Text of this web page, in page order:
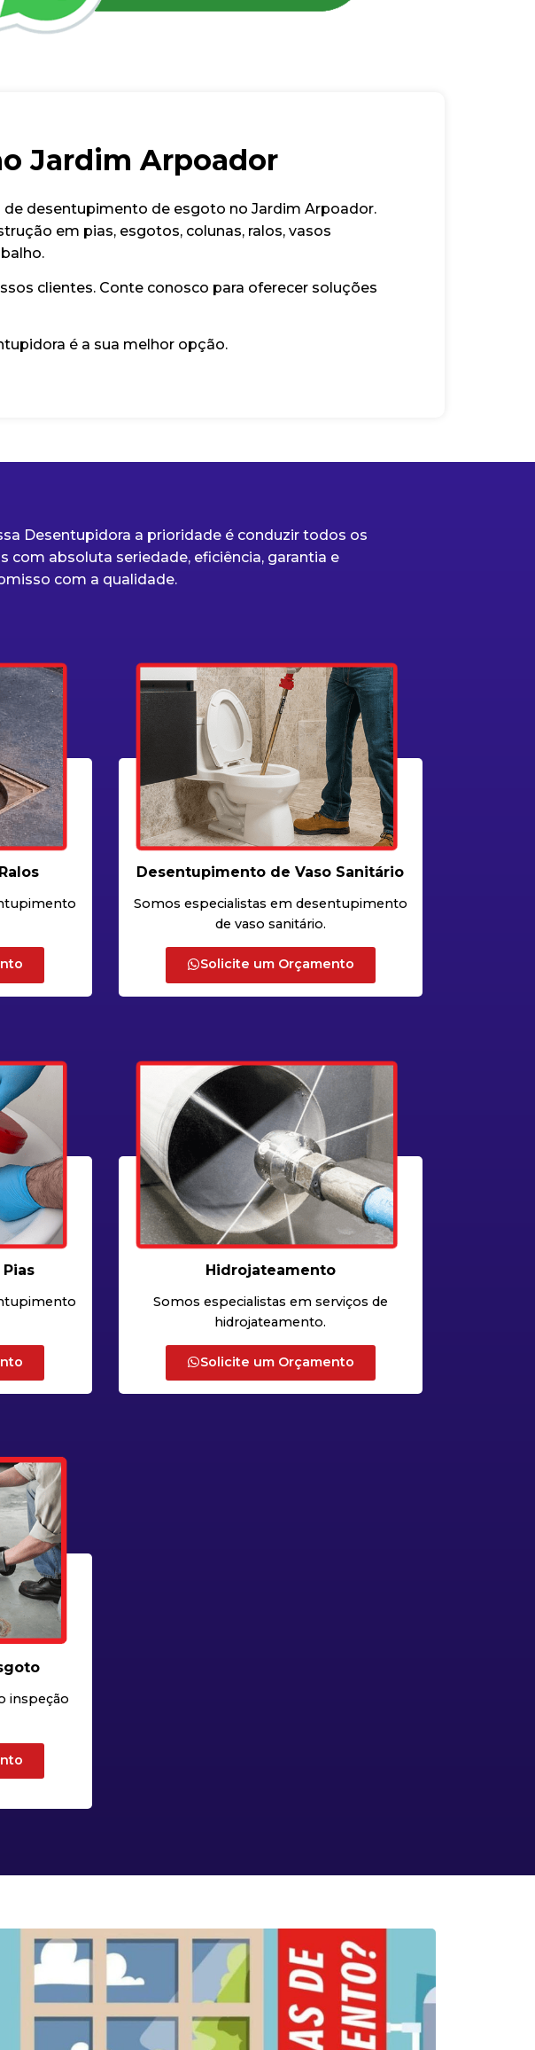
Jardim Arpoador
desentupimento de esgoto no Jardim Arpoador.
em pias, esgotos, colunas, ralos, vasos
clientes. Conte conosco para oferecer soluções
é a sua melhor opção.
Desentupidora a prioridade é conduzir todos os
com absoluta seriedade, eficiência, garantia e
com a qualidade.
Desentupimento de Vaso Sanitário
Somos especialistas em desentupimento
de vaso sanitário.
Solicite um Orçamento
Hidrojateamento
Somos especialistas em serviços de
hidrojateamento.
Solicite um Orçamento
inspeção